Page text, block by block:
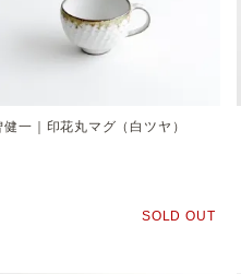
健一｜印花丸マグ（白ツヤ）
SOLD OUT